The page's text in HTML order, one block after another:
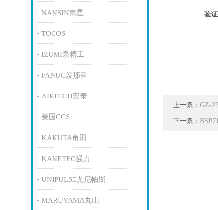
NANSIN南星
TOCOS
IZUMI泉精工
FANUC发那科
AIRTECH安泰
美国CCS
KAKUTA角田
KANETEC强力
UNIPULSE尤尼帕斯
MARUYAMA丸山
验
上一条： GZ-
下一条：